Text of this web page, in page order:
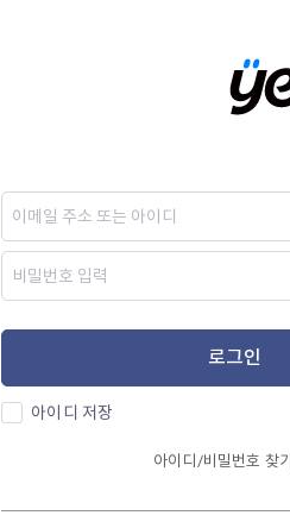
로그인
아이디 저장
아이디/비밀번호 찾기